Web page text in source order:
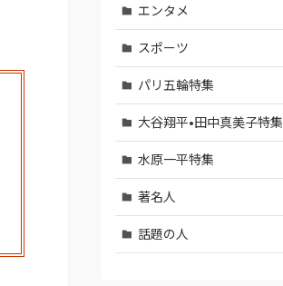
エンタメ
スポーツ
パリ五輪特集
大谷翔平•田中真美子特集
水原一平特集
著名人
話題の人